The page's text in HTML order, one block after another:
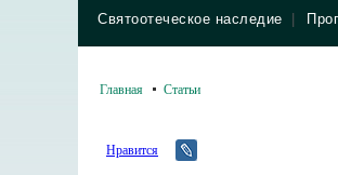
Святоотеческое наследие
Главная Статьи
Нравится